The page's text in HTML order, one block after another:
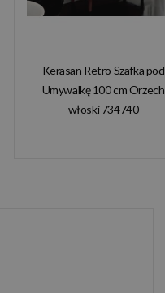
Kerasan Retro Szafka pod
Umywalkę 100 cm Orzech
włoski 734740